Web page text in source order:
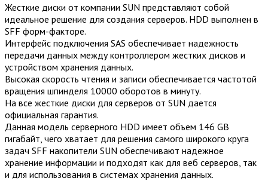
7355]
Жесткие диски от компании SUN представляют собой
идеальное решение для создания серверов. HDD выполнен в
SFF форм-факторе.
Интерфейс подключения SAS обеспечивает надежность
передачи данных между контроллером жестких дисков и
устройством хранения данных.
Высокая скорость чтения и записи обеспечивается частотой
вращения шпинделя 10000 оборотов в минуту.
На все жесткие диски для серверов от SUN дается
официальная гарантия.
Данная модель серверного HDD имеет объем 146 GB
гигабайт, чего хватает для решения самого широкого круга
задач SFF накопители SUN обеспечивают надежное
хранение информации и подходят как для веб серверов, так
и для использования в системах хранения данных.